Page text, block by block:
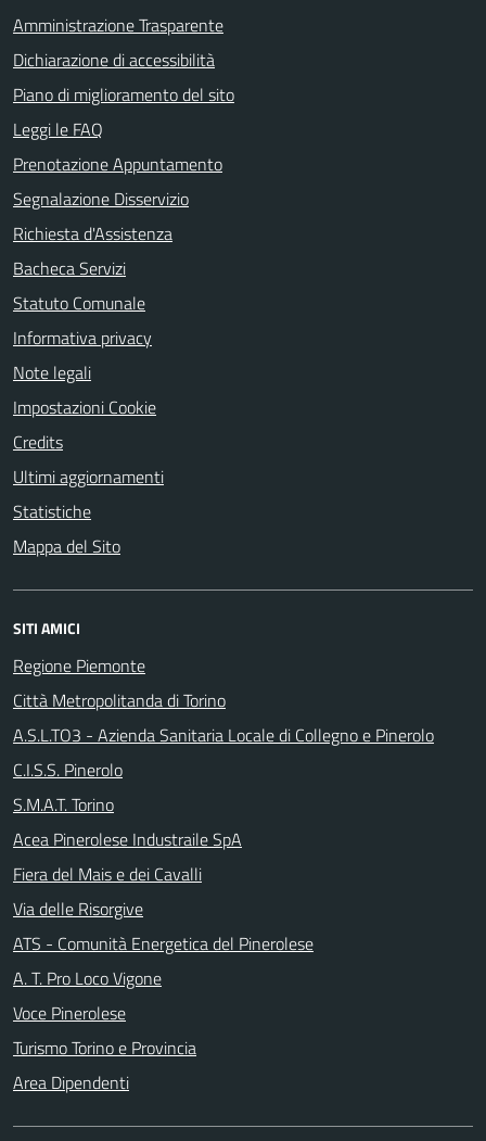
Amministrazione Trasparente
Dichiarazione di accessibilità
Piano di miglioramento del sito
Leggi le FAQ
Prenotazione Appuntamento
Segnalazione Disservizio
Richiesta d'Assistenza
Bacheca Servizi
Statuto Comunale
Informativa privacy
Note legali
Impostazioni Cookie
Credits
Ultimi aggiornamenti
Statistiche
Mappa del Sito
SITI AMICI
Regione Piemonte
Città Metropolitanda di Torino
A.S.L.TO3 - Azienda Sanitaria Locale di Collegno e Pinerolo
C.I.S.S. Pinerolo
S.M.A.T. Torino
Acea Pinerolese Industraile SpA
Fiera del Mais e dei Cavalli
Via delle Risorgive
ATS - Comunità Energetica del Pinerolese
A. T. Pro Loco Vigone
Voce Pinerolese
Turismo Torino e Provincia
Area Dipendenti